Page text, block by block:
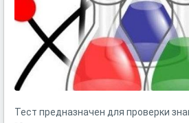
Тест предназначен для проверки